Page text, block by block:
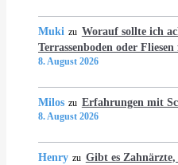
Muki zu Worauf sollte ich
Terrassenboden oder
8. August 2026
Milos zu Erfahrungen mit
8. August 2026
Henry zu Gibt es